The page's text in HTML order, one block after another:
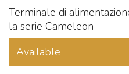
Terminale di
la serie Cameleon
Available